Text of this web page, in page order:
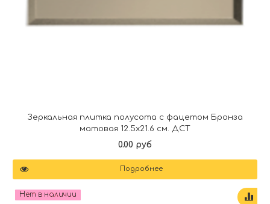
Зеркальная плитка полусота с фацетом Бронза
матовая 12.5х21.6 см. ДСТ
0.00 руб
Подробнее
Нет в наличии